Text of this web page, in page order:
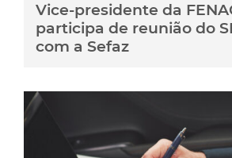
Vice-presidente da
participa de reunião do
com a Sefaz